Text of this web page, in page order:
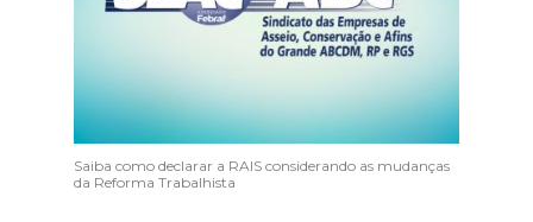
Saiba como declarar a RAIS considerando as mudanças
da Reforma Trabalhista